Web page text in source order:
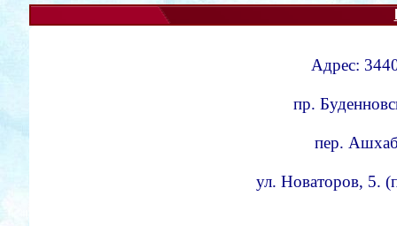
Адрес:
пр.
пер.
ул. Новаторов, 5.